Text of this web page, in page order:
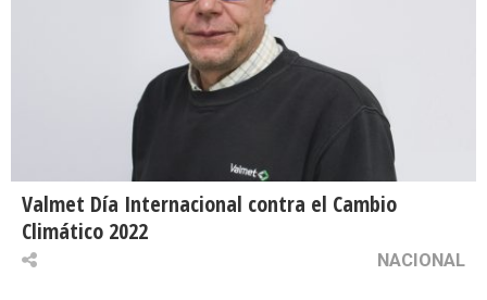
Valmet Día Internacional contra el Cambio
Climático 2022
NACIONAL